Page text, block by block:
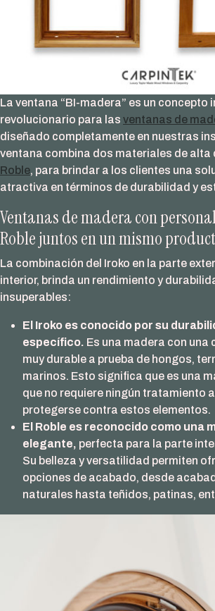
La ventana “BI-madera” es un concepto
revolucionario para las ventanas de
diseñado completamente en nuestras
ventana combina dos materiales de alta
Roble, para brindar a los clientes una
atractiva en términos de durabilidad y
Ventanas de madera con
Roble juntos en un mismo
La combinación del Iroko en la parte
interior, brinda un rendimiento y
insuperables:
El Iroko es conocido por su
específico. Es una madera con una
muy durable a prueba de hongos,
marinos. Esto significa que es una
que no requiere ningún tratamiento
protegerse contra estos elementos.
El Roble es reconocido como una
elegante, perfecta para la parte
Su belleza y versatilidad permiten
opciones de acabado, desde
naturales hasta teñidos, patinas,